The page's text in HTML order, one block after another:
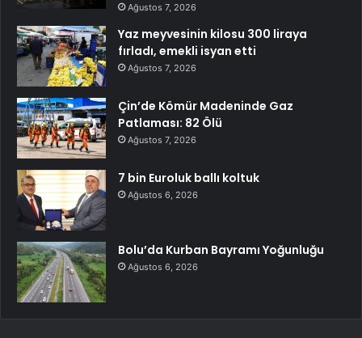
Ağustos 7, 2026
Yaz meyvesinin kilosu 300 liraya
fırladı, emekli isyan etti
Ağustos 7, 2026
Çin’de Kömür Madeninde Gaz
Patlaması: 82 Ölü
Ağustos 7, 2026
7 bin Euroluk ballı koltuk
Ağustos 6, 2026
Bolu’da Kurban Bayramı Yoğunluğu
Ağustos 6, 2026